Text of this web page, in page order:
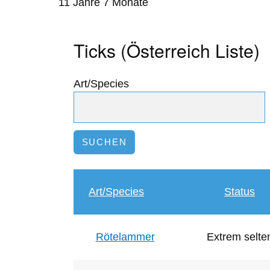
Ticks (Österreich Liste)
Art/Species
Art/Species Status
Rötelammer Extrem